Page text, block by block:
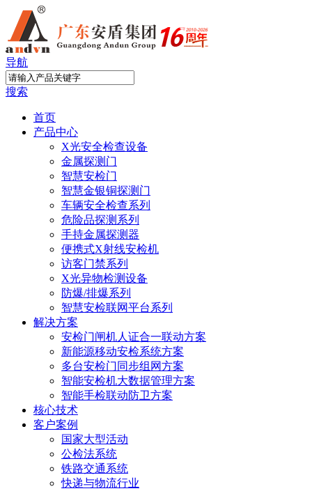
导航
搜索
首页
产品中心
X光安全检查设备
金属探测门
智慧安检门
智慧金银铜探测门
车辆安全检查系列
危险品探测系列
手持金属探测器
便携式X射线安检机
访客门禁系列
X光异物检测设备
防爆/排爆系列
智慧安检联网平台系列
解决方案
安检门闸机人证合一联动方案
新能源移动安检系统方案
多台安检门同步组网方案
智能安检机大数据管理方案
智能手检联动防卫方案
核心技术
客户案例
国家大型活动
公检法系统
铁路交通系统
快递与物流行业